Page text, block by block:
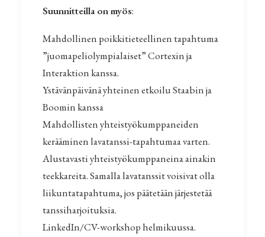
Suunnitteilla on myös:
Mahdollinen poikkitieteellinen tapahtuma
”juomapeliolympialaiset” Cortexin ja
Interaktion kanssa.
Ystävänpäivänä yhteinen etkoilu Staabin ja
Boomin kanssa
Mahdollisten yhteistyökumppaneiden
kerääminen lavatanssi-tapahtumaa varten.
Alustavasti yhteistyökumppaneina ainakin
teekkareita. Samalla lavatanssit voisivat olla
liikuntatapahtuma, jos päätetään järjestetää
tanssiharjoituksia.
LinkedIn/CV-workshop helmikuussa.